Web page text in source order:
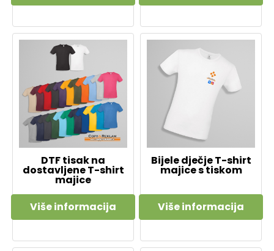
DTF tisak na
dostavljene T-shirt
majice
Više informacija
Bijele dječje T-shirt
majice s tiskom
Više informacija